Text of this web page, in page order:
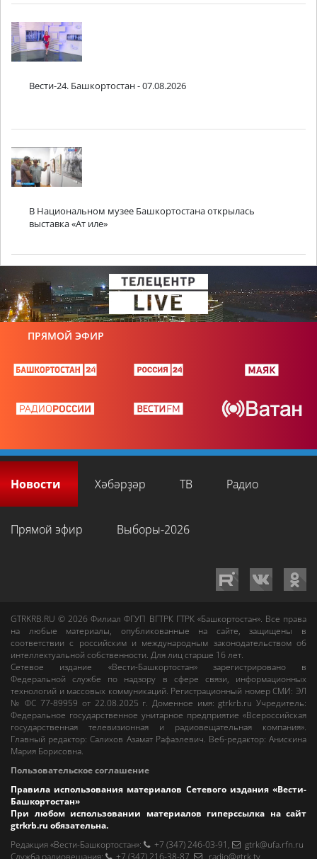
Вести-24. Башкортостан - 07.08.2026
В Национальном музее Башкортостана открылась
выставка «Ат иле»
ПРЯМОЙ ЭФИР
Новости Хәбәрҙәр ТВ Радио
Прямой эфир Выборы-2026
GTRKRB.RU © 2026Филиал ФГУП ВГТРК ГТРК «Башкортостан». Все права
на любые материалы, опубликованные на сайте, защищены в
соответствии с российским и международным законодательством об
интеллектуальной собственности. Для лиц старше 16 лет.
Сетевое издание «Вести-Башкортостан»зарегистрировано в
Федеральной службе по надзору в сфере связи, информационных
технологий и массовых коммуникаций. Регистрационный номер СМИ: ЭЛ
№ ФС 77-89959 от 22.08.2025 г. Доменное имя:gtrkrb.ru Учредитель:
Федеральное государственное унитарное предприятие «Всероссийская
государственная телевизионная и радиовещательная компания».
Главный редактор:Салихов Азамат Рафаэлевич. Веб-редактор:Анискина
Мария Борисовна.
Пользовательское соглашение
Правила использования материалов Сетевого издания «Вести-
Башкортостан»
При любом использовании материалов гиперссылка на сайт
gtrkrb.ru обязательна.
Редакция «Вести-Башкортостан»: +7 (347) 246-03-91 ,
gtrk@ufa.rfn.ru